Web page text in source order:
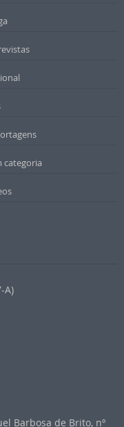
categoria
A)
Barbosa de Brito, nº